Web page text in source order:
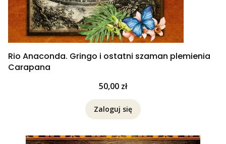
Rio Anaconda. Gringo i ostatni szaman plemienia
Carapana
Cena
50,00 zł
Zaloguj się